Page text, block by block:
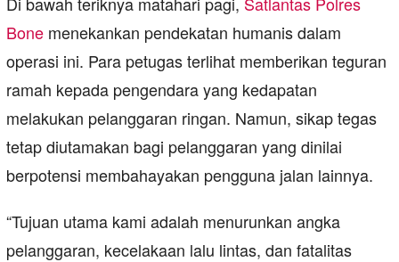
Bone menekankan pendekatan humanis dalam
operasi ini. Para petugas terlihat memberikan teguran
ramah kepada pengendara yang kedapatan
melakukan pelanggaran ringan. Namun, sikap tegas
tetap diutamakan bagi pelanggaran yang dinilai
berpotensi membahayakan pengguna jalan lainnya.
“Tujuan utama kami adalah menurunkan angka
pelanggaran, kecelakaan lalu lintas, dan fatalitas